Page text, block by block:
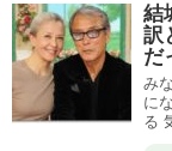
結
訳
だ
み
に
る